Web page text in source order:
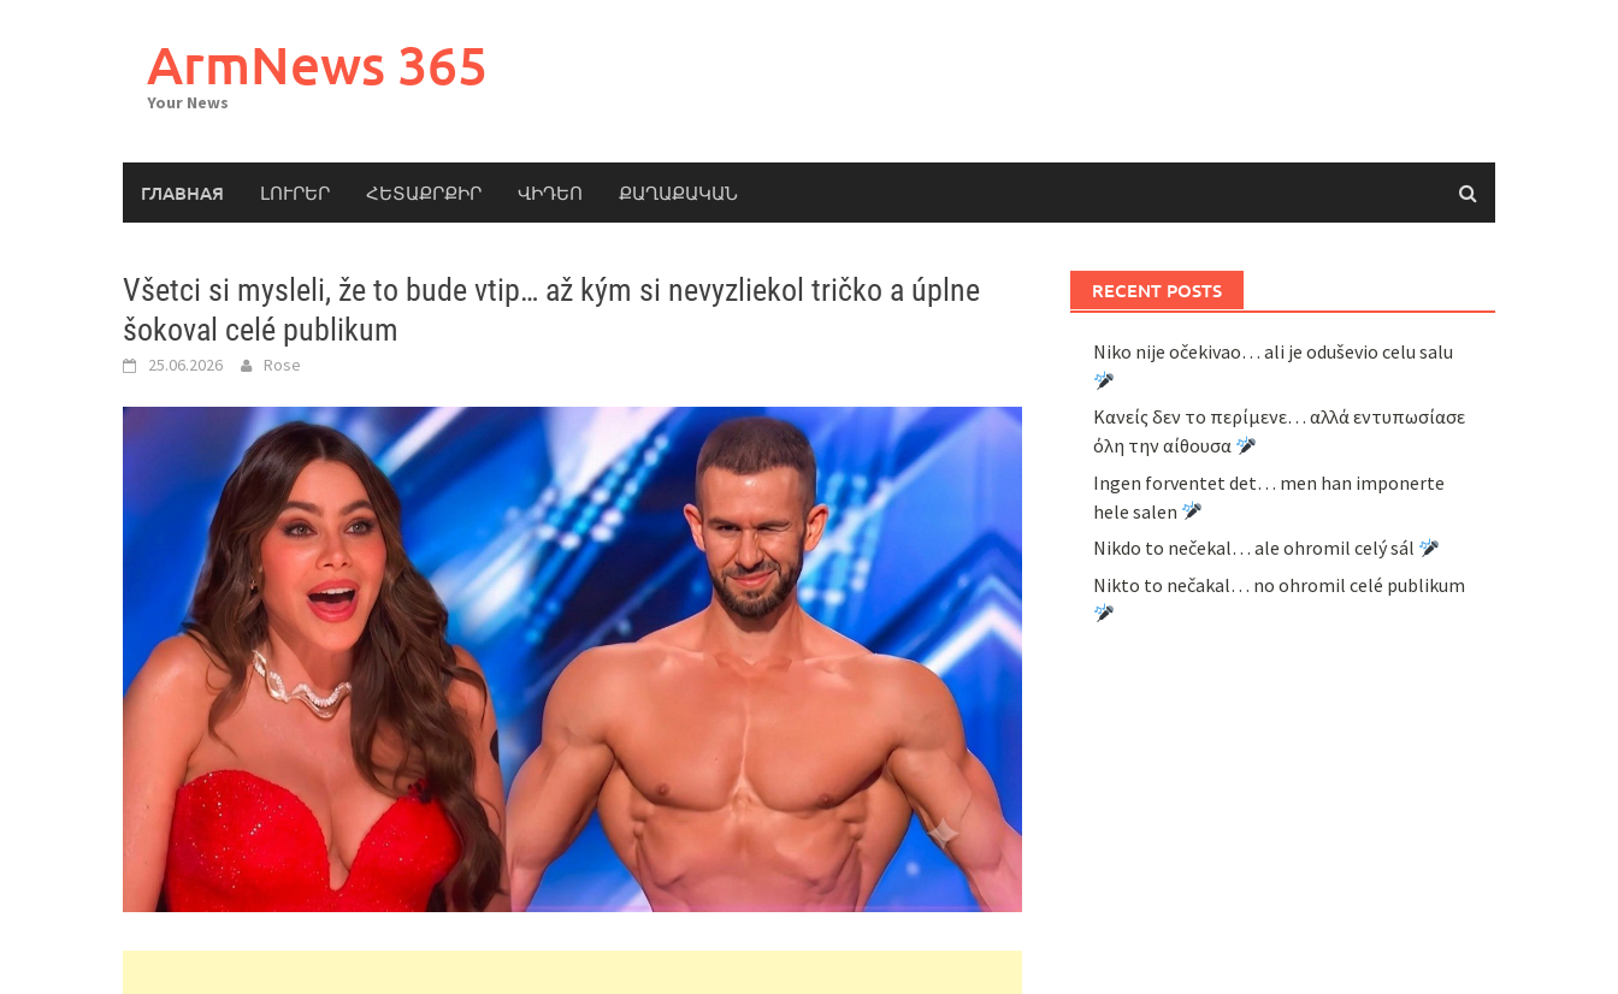
ArmNews 365
Your News
ГЛАВНАЯ ԼՈՒՐԵՐ ՀԵՏԱՔՐՔԻՐ ՎԻԴԵՈ ՔԱՂԱՔԱԿԱՆ
Všetci si mysleli, že to bude vtip… až kým si nevyzliekol tričko a úplne
šokoval celé publikum
25.06.2026 Rose
RECENT POSTS
Niko nije očekivao… ali je oduševio celu salu
Κανείς δεν το περίμενε… αλλά εντυπωσίασε
όλη την αίθουσα
Ingen forventet det… men han imponerte
hele salen
Nikdo to nečekal… ale ohromil celý sál
Nikto to nečakal… no ohromil celé publikum